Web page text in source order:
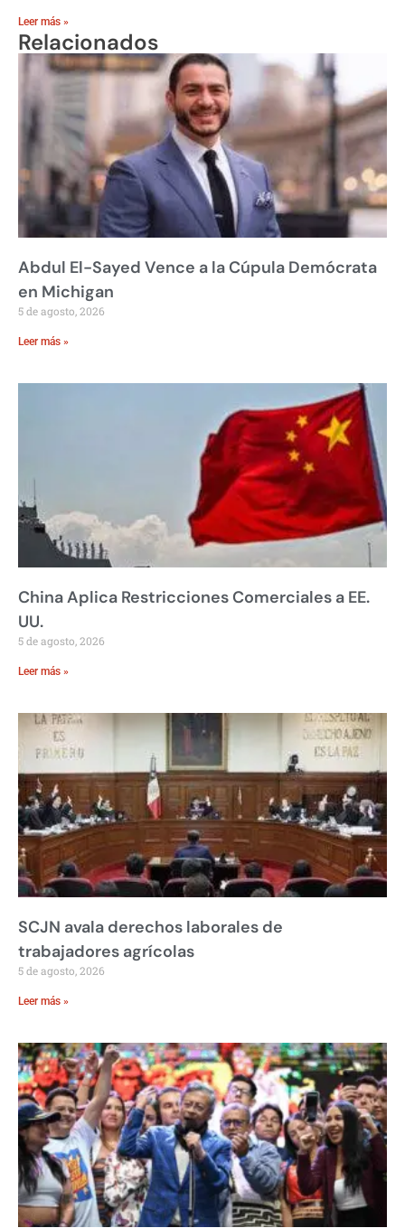
Leer más »
Relacionados
Abdul El-Sayed Vence a la Cúpula Demócrata
en Michigan
5 de agosto, 2026
Leer más »
China Aplica Restricciones Comerciales a EE.
UU.
5 de agosto, 2026
Leer más »
SCJN avala derechos laborales de
trabajadores agrícolas
5 de agosto, 2026
Leer más »